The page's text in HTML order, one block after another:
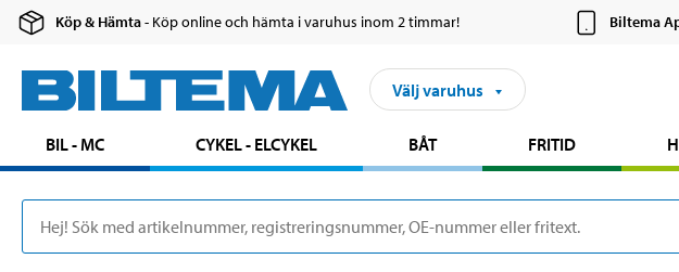
Köp & Hämta- Köp online och hämta i varuhus inom 2 timmar! Biltema
Välj varuhus
BIL - MC CYKEL - ELCYKEL BÅT FRITID